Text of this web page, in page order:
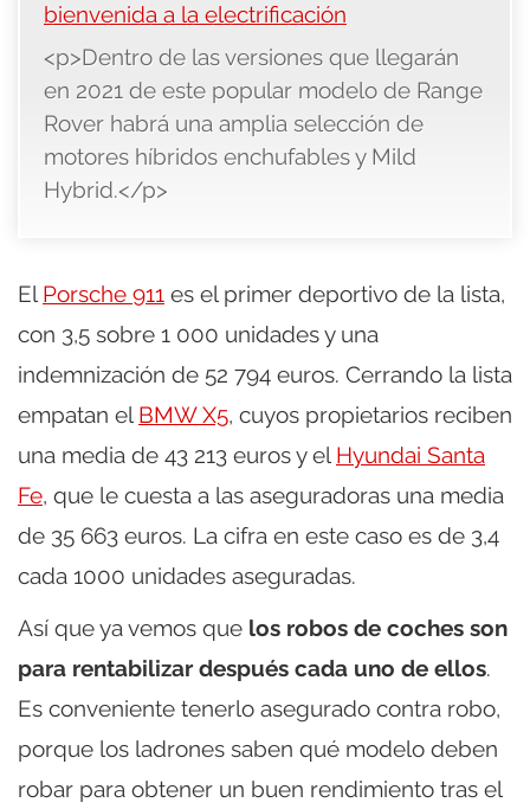
bienvenida a la electrificación
<p>Dentro de las versiones que llegarán
en 2021 de este popular modelo de Range
Rover habrá una amplia selección de
motores híbridos enchufables y Mild
Hybrid.</p>
El Porsche 911 es el primer deportivo de la lista,
con 3,5 sobre 1 000 unidades y una
indemnización de 52 794 euros. Cerrando la lista
empatan el BMW X5, cuyos propietarios reciben
una media de 43 213 euros y el Hyundai Santa
Fe, que le cuesta a las aseguradoras una media
de 35 663 euros. La cifra en este caso es de 3,4
cada 1000 unidades aseguradas.
Así que ya vemos que los robos de coches son
para rentabilizar después cada uno de ellos.
Es conveniente tenerlo asegurado contra robo,
porque los ladrones saben qué modelo deben
robar para obtener un buen rendimiento tras el